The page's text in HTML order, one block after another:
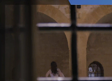
Vendetta